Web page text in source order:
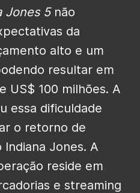
Jones 5não
da
alto e um
resultar em
US$ 100 milhões. A
essa dificuldade
o retorno de
Jones. A
reside em
e streaming